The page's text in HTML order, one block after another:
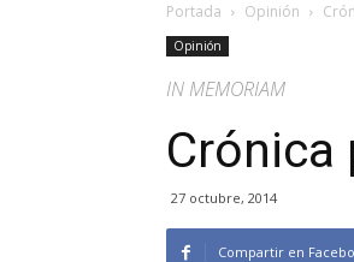
Portada Opinión
Opinión
IN MEMORIAM
Crónica
27 octubre, 2014
Compartir en